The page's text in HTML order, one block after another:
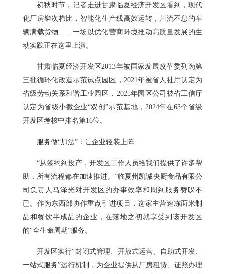
初秋时节，记者走进甘肃临夏经济开发区看到，现代
化厂房鳞次栉比，智能化生产线高效运转，川流不息的车
辆满载货物……一场以优化营商环境推动高质量发展的生
动实践正在这里上演。
甘肃临夏经济开发区2013年被国家发展改革委列为第
三批循环化改造示范试点园区，2021年被省人社厅认定为
省级劳动关系和谐工业园区，2025年园区公司被省工信厅
认定为省级小微企业“双创”示范基地，2024年在63个省级
开发区考核中排名第16位。
服务做“加法”：让企业轻装上阵
“从签约到投产，开发区工作人员给我们提供了许多帮
助，所有流程都在加速推进。”临夏州凯诚央厨食品有限公
司负责人马泽光对开发区的办事效率和周到服务赞叹不
已。作为东西部协作重点引进项目，这家主营速冻面米制
品和餐饮半成品的企业，在落地之初就享受到该开发区
的“全生命周期”服务。
开发区实行“封闭式管理、开放式运营、自助式开发、
一站式服务”运行机制，为企业提供从厂房租赁、证照办理